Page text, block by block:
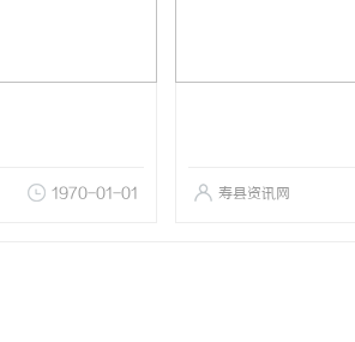
1970-01-01 寿县资讯网